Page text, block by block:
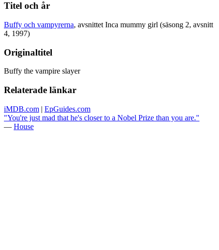
Titel och år
Buffy och vampyrerna, avsnittet Inca mummy girl (säsong 2, avsnitt
4, 1997)
Originaltitel
Buffy the vampire slayer
Relaterade länkar
iMDB.com | EpGuides.com
"You're just mad that he's closer to a Nobel Prize than you are."
— House